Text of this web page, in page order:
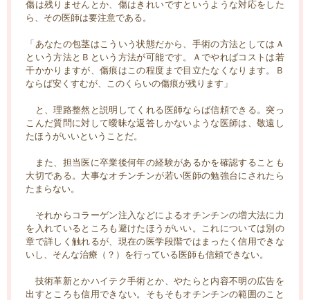
傷は残りませんとか、傷はきれいですというような対応をした
ら、その医師は要注意である。
「あなたの包茎はこういう状態だから、手術の方法としてはＡ
という方法とＢという方法が可能です。Ａでやればコストは若
干かかりますが、傷痕はこの程度まで目立たなくなります。Ｂ
ならば安くすむが、このくらいの傷痕が残ります」
と、理路整然と説明してくれる医師ならば信頼できる。突っ
こんだ質問に対して曖昧な返答しかないような医師は、敬遠し
たほうがいいということだ。
また、担当医に卒業後何年の経験があるかを確認することも
大切である。大事なオチンチンが若い医師の勉強台にされたら
たまらない。
それからコラーゲン注入などによるオチンチンの増大法に力
を入れているところも避けたほうがいい。これについては別の
章で詳しく触れるが、現在の医学段階ではまったく信用できな
いし、そんな治療（？）を行っている医師も信頼できない。
技術革新とかハイテク手術とか、やたらと内容不明の広告を
出すところも信用できない。そもそもオチンチンの範囲のこと